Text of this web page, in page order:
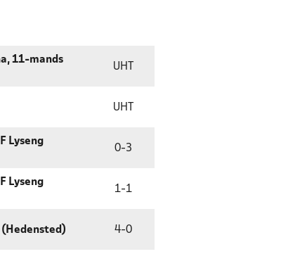
11-mands
UHT
UHT
Lyseng
0-3
Lyseng
1-1
(Hedensted) 4-0